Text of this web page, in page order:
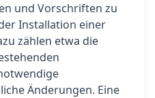
und Vorschriften zu
Installation einer
zählen etwa die
Änderungen. Eine